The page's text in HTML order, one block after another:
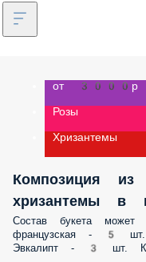
от 3000р до
Розы
Хризантемы
Композиция из
хризантемы в
Состав букета может
Хризантема кустовая - 2
ед.